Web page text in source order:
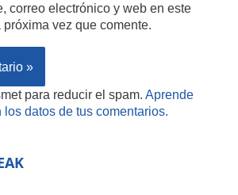
correo electrónico y web en este
vez que comente.
para reducir el spam. Aprende
datos de tus comentarios.